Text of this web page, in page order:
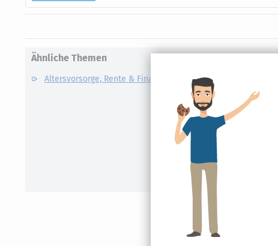
Ähnliche Themen
Altersvorsorge, Rente & Finanzen